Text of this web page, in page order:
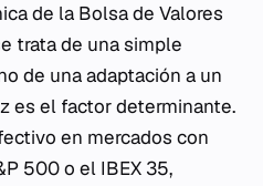
de la Bolsa de Valores
trata de una simple
de una adaptación a un
es el factor determinante.
en mercados con
500 o el IBEX 35,